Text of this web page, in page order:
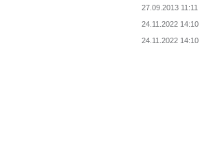
27.09.2013 11:11
24.11.2022 14:10
24.11.2022 14:10